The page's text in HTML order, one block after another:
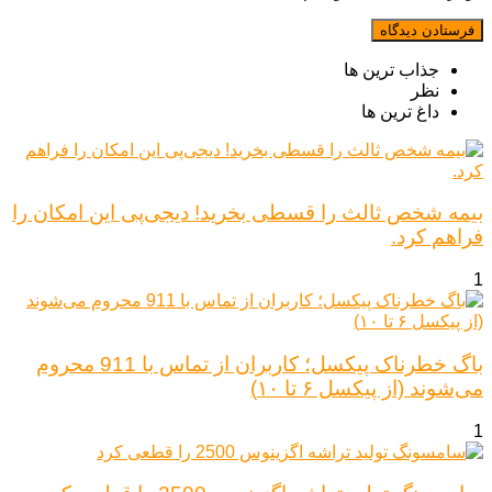
جذاب ترین ها
نظر
داغ ترین ها
بیمه شخص ثالث را قسطی بخرید! دیجی‌پی این امکان را
فراهم کرد.
1
باگ خطرناک پیکسل؛ کاربران از تماس با 911 محروم
می‌شوند (از پیکسل ۶ تا ۱۰)
1